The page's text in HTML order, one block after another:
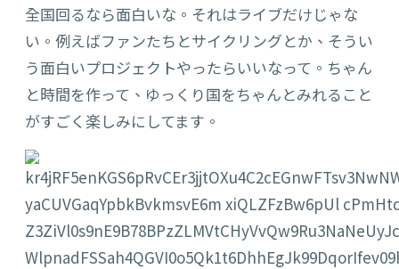
全国回るなら面白いな。それはライブだけじゃな
い。例えばファンたちとサイクリングとか、そうい
う面白いプロジェクトやったらいいなって。ちゃん
と時間を作って、ゆっくり国をちゃんとみれること
がすごく楽しみにしてます。